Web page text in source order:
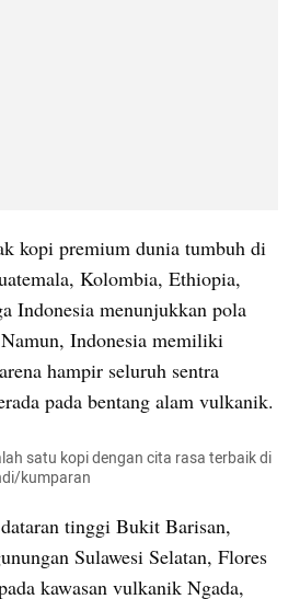
kopi premium dunia tumbuh di
Kolombia, Ethiopia,
Indonesia menunjukkan pola
Indonesia memiliki
hampir seluruh sentra
pada bentang alam vulkanik.
satu kopi dengan cita rasa terbaik di
kumparan
tinggi Bukit Barisan,
Sulawesi Selatan, Flores
kawasan vulkanik Ngada,